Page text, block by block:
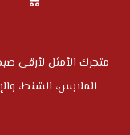
متجرك الأمثل لأرقى
الملابس، الشنط،